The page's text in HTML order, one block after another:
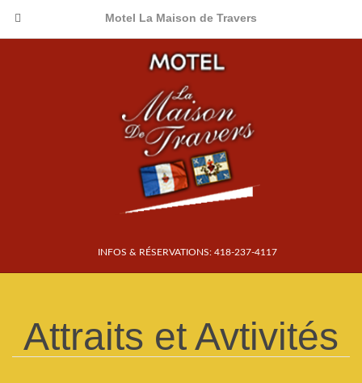
Motel La Maison de Travers
INFOS & RÉSERVATIONS: 418-237-4117
Attraits et Avtivités